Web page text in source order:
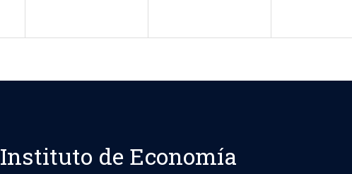
Instituto de Economía